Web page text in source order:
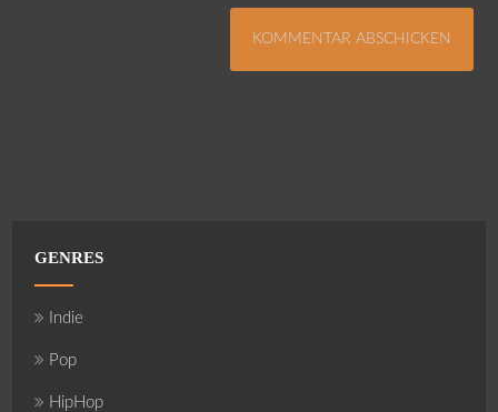
GENRES
Indie
Pop
HipHop